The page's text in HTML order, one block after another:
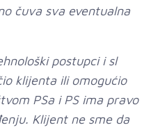
čuva sva eventualna
postupci i sl
klijenta ili omogućio
PSa i PS ima pravo
Klijent ne sme da